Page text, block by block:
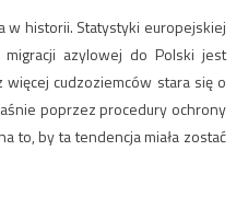
w historii. Statystyki europejskiej
migracji azylowej do Polski jest
cudzoziemców stara się o
poprzez procedury ochrony
to, by ta tendencja miała zostać